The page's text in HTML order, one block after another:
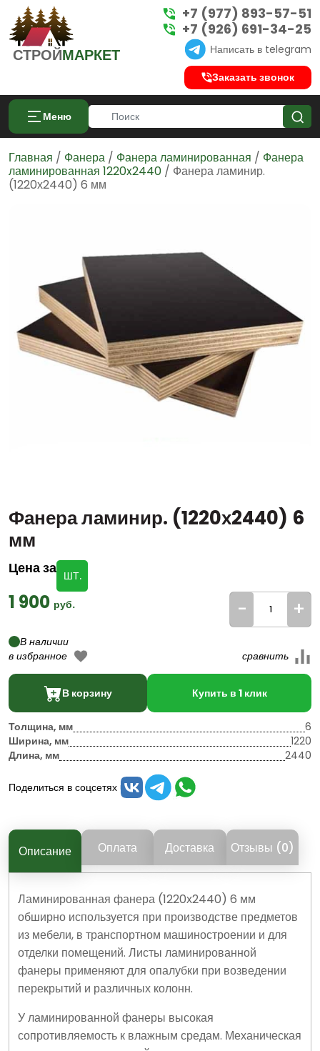
СТРОЙМАРКЕТ
+7 (977) 893-57-51
+7 (926) 691-34-25
Написать в telegram
Заказать звонок
Меню
Главная / Фанера / Фанера ламинированная / Фанера
ламинированная 1220x2440 / Фанера ламинир.
(1220х2440) 6 мм
Фанера ламинир. (1220х2440) 6
мм
Цена за ШТ.
1 900 руб. - +
В наличии
В корзину Купить в 1 клик
Толщина, мм
6
Ширина, мм
1220
Длина, мм
2440
Поделиться в соцсетях
Описание Оплата Доставка Отзывы (0)
Ламинированная фанера (1220х2440) 6 мм
обширно используется при производстве предметов
из мебели, в транспортном машиностроении и для
отделки помещений. Листы ламинированной
фанеры применяют для опалубки при возведении
перекрытий и различных колонн.
У ламинированной фанеры высокая
сопротивляемость к влажным средам. Механическая